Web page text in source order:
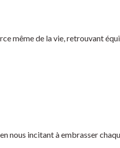
même de la vie, retrouvant
nous incitant à embrasser